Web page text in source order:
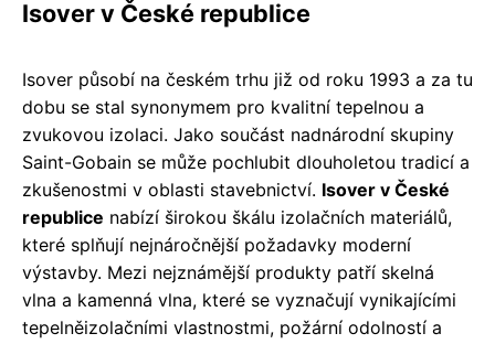
Isover v České republice
Isover působí na českém trhu již od roku 1993 a za tu
dobu se stal synonymem pro kvalitní tepelnou a
zvukovou izolaci. Jako součást nadnárodní skupiny
Saint-Gobain se může pochlubit dlouholetou tradicí a
zkušenostmi v oblasti stavebnictví. Isover v České
republice nabízí širokou škálu izolačních materiálů,
které splňují nejnáročnější požadavky moderní
výstavby. Mezi nejznámější produkty patří skelná
vlna a kamenná vlna, které se vyznačují vynikajícími
tepelněizolačními vlastnostmi, požární odolností a